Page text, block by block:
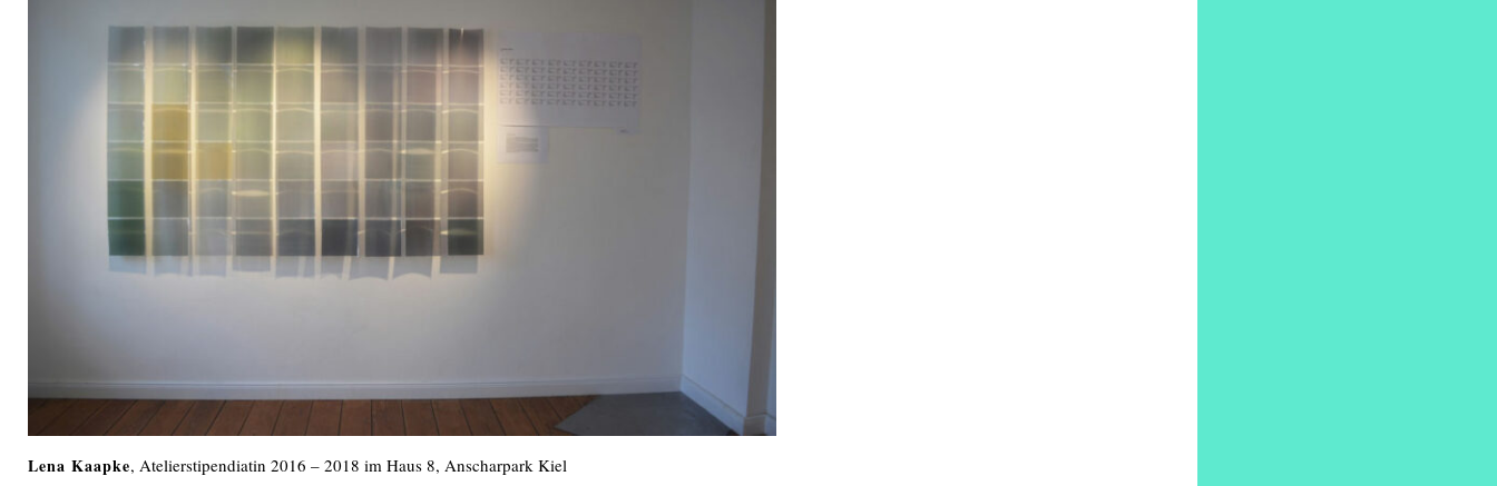
Lena Kaapke, Atelierstipendiatin 2016 – 2018 im Haus 8, Anscharpark Kiel